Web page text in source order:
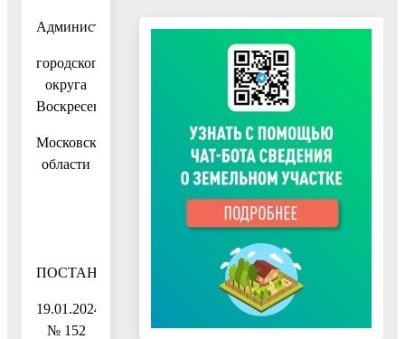
Администрация
городского
округа
Воскресенск
Московской
области
ПОСТАНОВЛЕНИЕ
19.01.2024
№ 152